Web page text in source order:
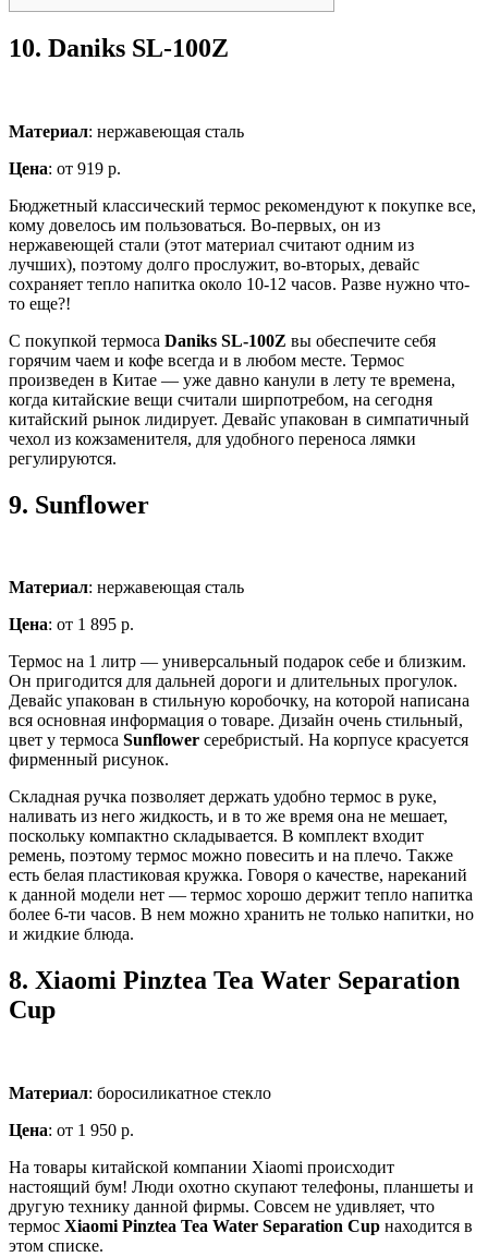
10. Daniks SL-100Z
Материал: нержавеющая сталь
Цена: от 919 р.
Бюджетный классический термос рекомендуют к покупке все,
кому довелось им пользоваться. Во-первых, он из
нержавеющей стали (этот материал считают одним из
лучших), поэтому долго прослужит, во-вторых, девайс
сохраняет тепло напитка около 10-12 часов. Разве нужно что-
то еще?!
С покупкой термоса Daniks SL-100Z вы обеспечите себя
горячим чаем и кофе всегда и в любом месте. Термос
произведен в Китае — уже давно канули в лету те времена,
когда китайские вещи считали ширпотребом, на сегодня
китайский рынок лидирует. Девайс упакован в симпатичный
чехол из кожзаменителя, для удобного переноса лямки
регулируются.
9. Sunflower
Материал: нержавеющая сталь
Цена: от 1 895 р.
Термос на 1 литр — универсальный подарок себе и близким.
Он пригодится для дальней дороги и длительных прогулок.
Девайс упакован в стильную коробочку, на которой написана
вся основная информация о товаре. Дизайн очень стильный,
цвет у термоса Sunflower серебристый. На корпусе красуется
фирменный рисунок.
Складная ручка позволяет держать удобно термос в руке,
наливать из него жидкость, и в то же время она не мешает,
поскольку компактно складывается. В комплект входит
ремень, поэтому термос можно повесить и на плечо. Также
есть белая пластиковая кружка. Говоря о качестве, нареканий
к данной модели нет — термос хорошо держит тепло напитка
более 6-ти часов. В нем можно хранить не только напитки, но
и жидкие блюда.
8. Xiaomi Pinztea Tea Water Separation
Cup
Материал: боросиликатное стекло
Цена: от 1 950 р.
На товары китайской компании Xiaomi происходит
настоящий бум! Люди охотно скупают телефоны, планшеты и
другую технику данной фирмы. Совсем не удивляет, что
термос Xiaomi Pinztea Tea Water Separation Cup находится в
этом списке.